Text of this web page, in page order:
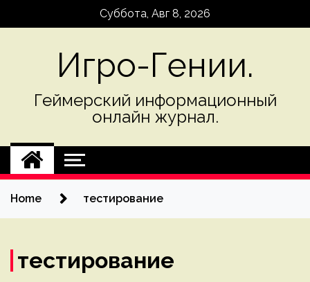
Суббота, Авг 8, 2026
Игро-Гении.
Геймерский информационный
онлайн журнал.
Home тестирование
тестирование